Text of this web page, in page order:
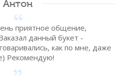
Антон
приятное общение,
данный букет -
как по мне, даже
Рекомендую!